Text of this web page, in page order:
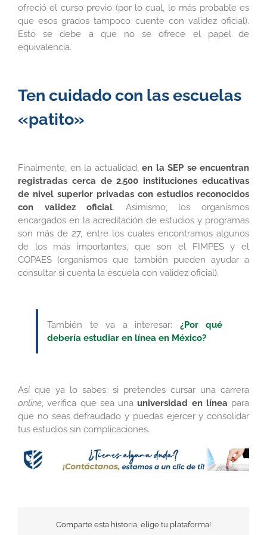
ofreció el curso previo (por lo cual, lo más probable es
que esos grados tampoco cuente con validez oficial).
Esto se debe a que no se ofrece el papel de
equivalencia.
Ten cuidado con las escuelas
«patito»
Finalmente, en la actualidad, en la SEP se encuentran
registradas cerca de 2.500 instituciones educativas
de nivel superior privadas con estudios reconocidos
con validez oficial. Asimismo, los organismos
encargados en la acreditación de estudios y programas
son más de 27, entre los cuales encontramos algunos
de los más importantes, que son el FIMPES y el
COPAES (organismos que también pueden ayudar a
consultar si cuenta la escuela con validez oficial).
También te va a interesar: ¿Por qué
debería estudiar en línea en México?
Así que ya lo sabes: si pretendes cursar una carrera
online, verifica que sea unauniversidad en línea para
que no seas defraudado y puedas ejercer y consolidar
tus estudios sin complicaciones.
Comparte esta historia, elige tu plataforma!